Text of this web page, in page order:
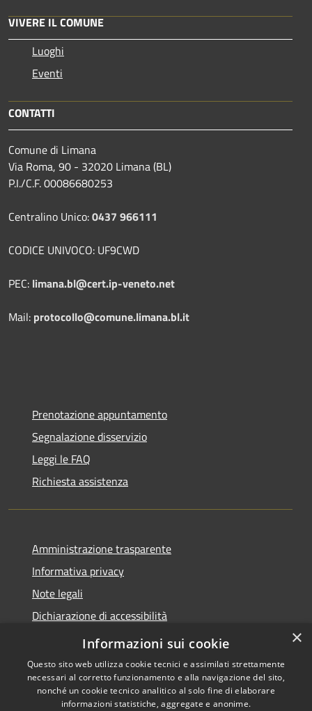
VIVERE IL COMUNE
Luoghi
Eventi
CONTATTI
Comune di Limana
Via Roma, 90 - 32020 Limana (BL)
P.I./C.F. 00086680253
Centralino Unico:0437 966111
CODICE UNIVOCO: UF9CWD
PEC: limana.bl@cert.ip-veneto.net
Mail: protocollo@comune.limana.bl.it
Prenotazione appuntamento
Segnalazione disservizio
Leggi le FAQ
Richiesta assistenza
Amministrazione trasparente
Informativa privacy
Note legali
Dichiarazione di accessibilità
Moduli Privacy Amministrazione trasparente
Copyright © 2026 • Comune di
×
Informazioni sui cookie
Questo sito web utilizza cookie tecnici e assimilati strettamente
necessari al corretto funzionamento e alla navigazione del sito,
nonché un cookie tecnico analitico al solo fine di elaborare
informazioni statistiche, aggregate e anonime.